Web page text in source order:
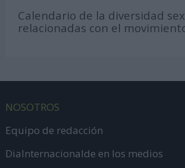
Calendario de la diversidad
relacionadas con el
NOSOTROS
Equipo de redacción
DiaInternacionalde en los medios